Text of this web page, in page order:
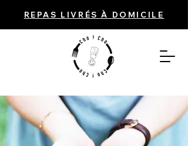
REPAS LIVRÉS À DOMICILE